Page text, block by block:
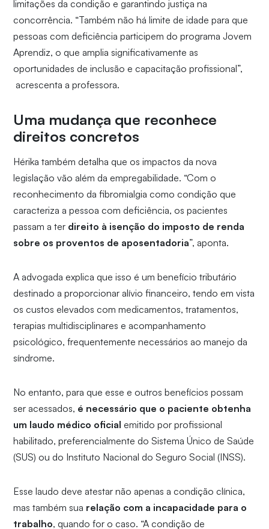
limitações da condição e garantindo justiça na
concorrência. “Também não há limite de idade para que
pessoas com deficiência participem do programa Jovem
Aprendiz, o que amplia significativamente as
oportunidades de inclusão e capacitação profissional”,
acrescenta a professora.
Uma mudança que reconhece
direitos concretos
Hérika também detalha que os impactos da nova
legislação vão além da empregabilidade. “Com o
reconhecimento da fibromialgia como condição que
caracteriza a pessoa com deficiência, os pacientes
passam a ter direito à isenção do imposto de renda
sobre os proventos de aposentadoria”, aponta.
A advogada explica que isso é um benefício tributário
destinado a proporcionar alívio financeiro, tendo em vista
os custos elevados com medicamentos, tratamentos,
terapias multidisciplinares e acompanhamento
psicológico, frequentemente necessários ao manejo da
síndrome.
No entanto, para que esse e outros benefícios possam
ser acessados, é necessário que o paciente obtenha
um laudo médico oficial emitido por profissional
habilitado, preferencialmente do Sistema Único de Saúde
(SUS) ou do Instituto Nacional do Seguro Social (INSS).
Esse laudo deve atestar não apenas a condição clínica,
mas também sua relação com a incapacidade para o
trabalho, quando for o caso. “A condição de